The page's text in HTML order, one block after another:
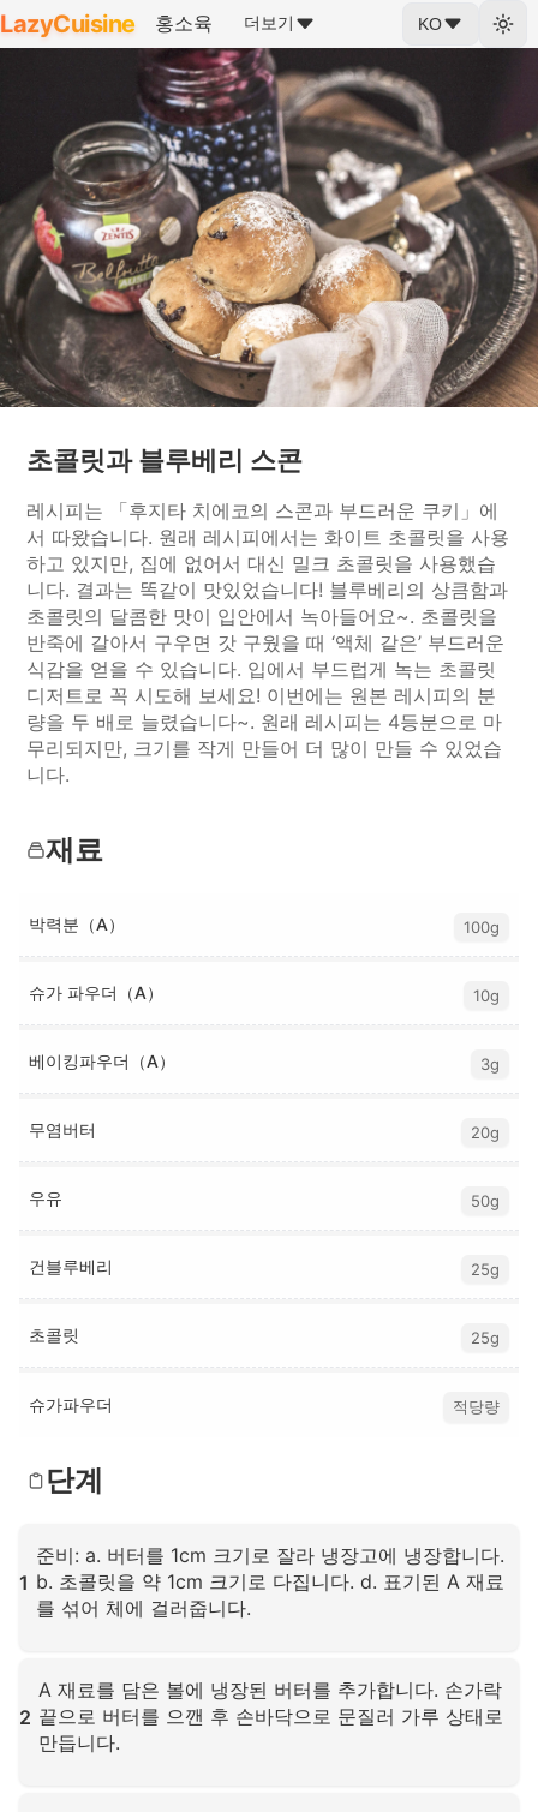
LazyCuisine 홍소육 더보기 KO
초콜릿과 블루베리 스콘
레시피는 「후지타 치에코의 스콘과 부드러운 쿠키」에
서 따왔습니다. 원래 레시피에서는 화이트 초콜릿을 사용
하고 있지만, 집에 없어서 대신 밀크 초콜릿을 사용했습
니다. 결과는 똑같이 맛있었습니다! 블루베리의 상큼함과
초콜릿의 달콤한 맛이 입안에서 녹아들어요~. 초콜릿을
반죽에 갈아서 구우면 갓 구웠을 때 ‘액체 같은’ 부드러운
식감을 얻을 수 있습니다. 입에서 부드럽게 녹는 초콜릿
디저트로 꼭 시도해 보세요! 이번에는 원본 레시피의 분
량을 두 배로 늘렸습니다~. 원래 레시피는 4등분으로 마
무리되지만, 크기를 작게 만들어 더 많이 만들 수 있었습
니다.
재료
박력분（A） 100g
슈가 파우더（A） 10g
베이킹파우더（A） 3g
무염버터 20g
우유 50g
건블루베리 25g
초콜릿 25g
슈가파우더 적당량
단계
1
준비: a. 버터를 1cm 크기로 잘라 냉장고에 냉장합니다.
b. 초콜릿을 약 1cm 크기로 다집니다. d. 표기된 A 재료
를 섞어 체에 걸러줍니다.
2
A 재료를 담은 볼에 냉장된 버터를 추가합니다. 손가락
끝으로 버터를 으깬 후 손바닥으로 문질러 가루 상태로
만듭니다.